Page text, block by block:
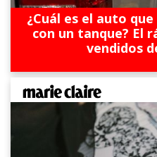
¿Cuál es el auto
con un tanque? El
vendidos